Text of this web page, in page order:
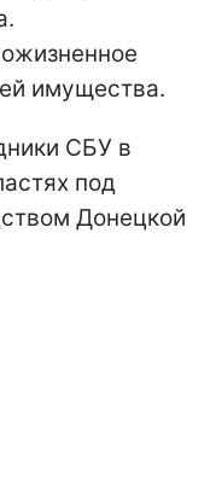
имущества.
СБУ в
под
Донецкой